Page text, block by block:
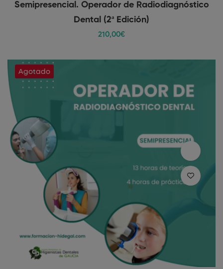
Semipresencial. Operador de Radiodiagnóstico
Dental (2ª Edición)
210,00€
Agotado